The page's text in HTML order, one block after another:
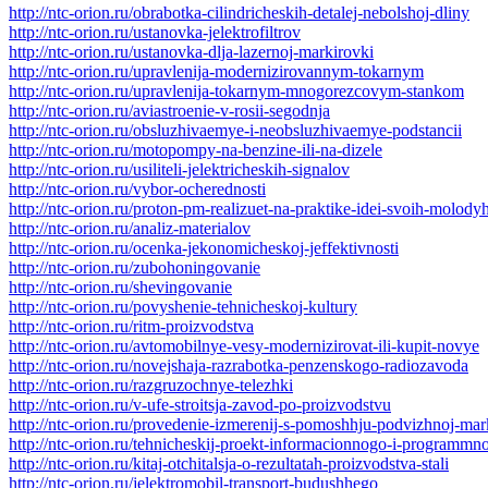
http://ntc-orion.ru/obrabotka-cilindricheskih-detalej-nebolshoj-dliny
http://ntc-orion.ru/ustanovka-jelektrofiltrov
http://ntc-orion.ru/ustanovka-dlja-lazernoj-markirovki
http://ntc-orion.ru/upravlenija-modernizirovannym-tokarnym
http://ntc-orion.ru/upravlenija-tokarnym-mnogorezcovym-stankom
http://ntc-orion.ru/aviastroenie-v-rosii-segodnja
http://ntc-orion.ru/obsluzhivaemye-i-neobsluzhivaemye-podstancii
http://ntc-orion.ru/motopompy-na-benzine-ili-na-dizele
http://ntc-orion.ru/usiliteli-jelektricheskih-signalov
http://ntc-orion.ru/vybor-ocherednosti
http://ntc-orion.ru/proton-pm-realizuet-na-praktike-idei-svoih-molodyh
http://ntc-orion.ru/analiz-materialov
http://ntc-orion.ru/ocenka-jekonomicheskoj-jeffektivnosti
http://ntc-orion.ru/zubohoningovanie
http://ntc-orion.ru/shevingovanie
http://ntc-orion.ru/povyshenie-tehnicheskoj-kultury
http://ntc-orion.ru/ritm-proizvodstva
http://ntc-orion.ru/avtomobilnye-vesy-modernizirovat-ili-kupit-novye
http://ntc-orion.ru/novejshaja-razrabotka-penzenskogo-radiozavoda
http://ntc-orion.ru/razgruzochnye-telezhki
http://ntc-orion.ru/v-ufe-stroitsja-zavod-po-proizvodstvu
http://ntc-orion.ru/provedenie-izmerenij-s-pomoshhju-podvizhnoj-
http://ntc-orion.ru/tehnicheskij-proekt-informacionnogo-i-
http://ntc-orion.ru/kitaj-otchitalsja-o-rezultatah-proizvodstva-stali
http://ntc-orion.ru/jelektromobil-transport-budushhego